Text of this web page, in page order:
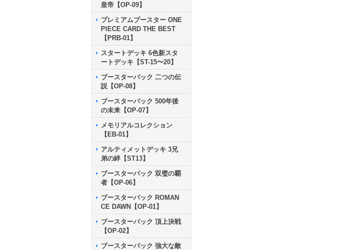
皇帝【OP-09】
プレミアムブースター ONE
PIECE CARD THE BEST
【PRB-01】
スタートデッキ 6色新スタ
ートデッキ【ST-15〜20】
ブースターパック 二つの伝
説【OP-08】
ブースターパック 500年後
の未来【OP-07】
メモリアルコレクション
【EB-01】
アルティメットデッキ 3兄
弟の絆【ST13】
ブースターパック 双璧の覇
者【OP-06】
ブースターパック ROMAN
CE DAWN【OP-01】
ブースターパック 頂上決戦
【OP-02】
ブースターパック 強大な敵